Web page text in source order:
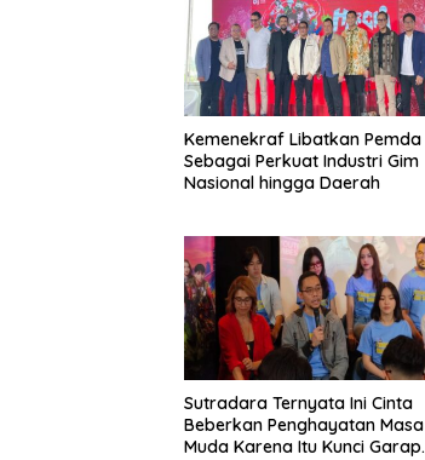
Kemenekraf Libatkan Pemda
Sebagai Perkuat Industri Gim
Nasional hingga Daerah
Sutradara Ternyata Ini Cinta
Beberkan Penghayatan Masa
Muda Karena Itu Kunci Garap